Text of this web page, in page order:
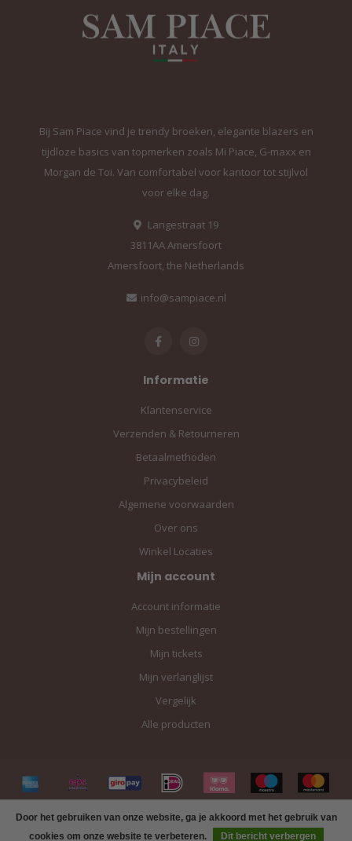
Door het gebruiken van onze website, ga je akkoord met het gebruik van
cookies om onze website te verbeteren.
Dit bericht verbergen
Bij Sam Piace vind je trendy broeken, elegante blazers en
tijdloze basics van topmerken zoals Mi Piace, G-maxx en
Morgan de Toi. Van comfortabel voor kantoor tot stijlvol
voor elke dag.
Langestraat 19
3811AA Amersfoort
Amersfoort, the Netherlands
info@sampiace.nl
Informatie
Klantenservice
Verzenden & Retourneren
Betaalmethoden
Privacybeleid
Algemene voorwaarden
Over ons
Winkel Locaties
Mijn account
Account informatie
Mijn bestellingen
Mijn tickets
Mijn verlanglijst
Vergelijk
Alle producten